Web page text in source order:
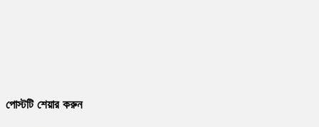
পোস্টটি শেয়ার করুন